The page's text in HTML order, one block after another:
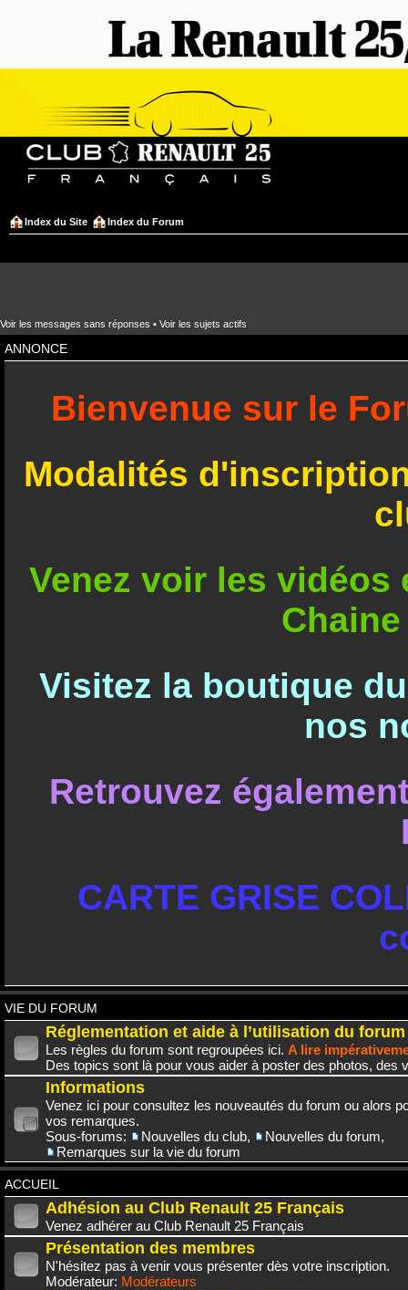
Index du Site Index du Forum
Voir les messages sans réponses • Voir les sujets actifs
ANNONCE
Bienvenue sur le
Modalités
Venez voir les
Visitez la boutique
nos
Retrouvez
CARTE GRISE
VIE DU FORUM
Réglementation et aide à l’utilisation du forum
Les règles du forum sont regroupées ici. A lire
Des topics sont là pour vous aider à poster des photos, des
Informations
Venez ici pour consultez les nouveautés du forum ou alors
vos remarques.
Sous-forums:
Nouvelles du club, Nouvelles du forum,
Remarques sur la vie du forum
ACCUEIL
Adhésion au Club Renault 25 Français
Venez adhérer au Club Renault 25 Français
Présentation des membres
N'hésitez pas à venir vous présenter dès votre inscription.
Modérateur: Modérateurs